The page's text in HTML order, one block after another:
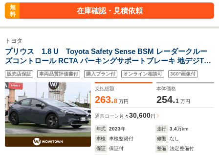
無
料
在庫確認・見積依頼
トヨタ
プリウス 1.8 U Toyota Safety Sense BSM レーダークルー
ズコントロール RCTA パーキングサポートブレーキ 地デジTV
Bluetooth ステアリングヒーター ETC2.0 クリアランスソナー
純正17インチアルミホイル バックカメラ
販売店保証 車両品質評価書付 購入プラン付 オンライン相談可 360°画像付
支払総額
263.8 万円
本体価格
254.1 万円
通常ローン 月々30,600円
年式 2023年 走行 3.4万km
車検
車検整備付 修復
なし
保証
保証付 整備
法定整備付